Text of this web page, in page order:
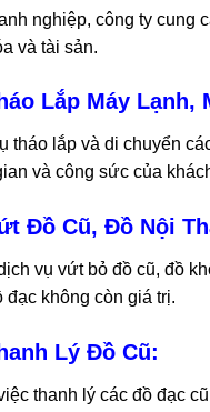
nghiệp, công ty cung
và tài sản.
Lắp Máy
tháo lắp và di chuyển
và công sức của
Đồ Cũ, Đồ Nội
vụ vứt bỏ đồ cũ, đồ
đạc không còn giá trị.
Lý Đồ Cũ:
thanh lý các đồ đạc